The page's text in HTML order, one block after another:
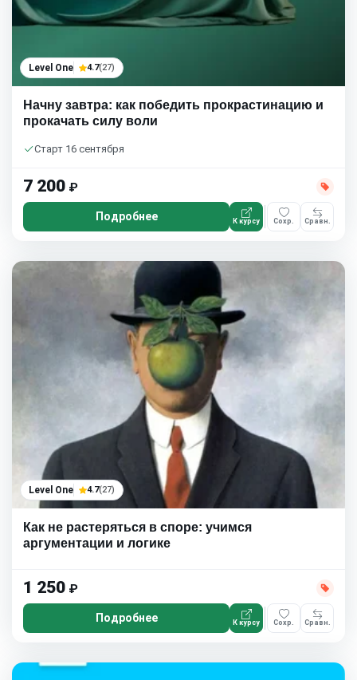
Level One 4.7(27)
Начну завтра: как победить прокрастинацию и
прокачать силу воли
Старт 16 сентября
7 200 ₽
Подробнее К курсу Сохр. Сравн.
Level One 4.7(27)
Как не растеряться в споре: учимся
аргументации и логике
1 250 ₽
Подробнее К курсу Сохр. Сравн.